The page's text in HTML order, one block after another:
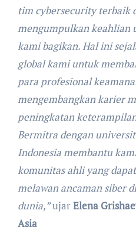
tim cybersecurity terbaik
mengumpulkan keahlian
kami bagikan. Hal ini
global kami untuk
para profesional
mengembangkan karier
peningkatan
Bermitra dengan
Indonesia membantu
komunitas ahli yang
melawan ancaman siber
dunia,”ujarElena
Asia